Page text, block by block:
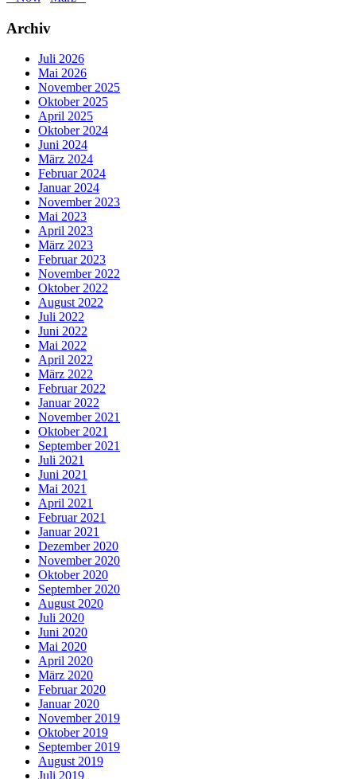
Archiv
Juli 2026
Mai 2026
November 2025
Oktober 2025
April 2025
Oktober 2024
Juni 2024
März 2024
Februar 2024
Januar 2024
November 2023
Mai 2023
April 2023
März 2023
Februar 2023
November 2022
Oktober 2022
August 2022
Juli 2022
Juni 2022
Mai 2022
April 2022
März 2022
Februar 2022
Januar 2022
November 2021
Oktober 2021
September 2021
Juli 2021
Juni 2021
Mai 2021
April 2021
Februar 2021
Januar 2021
Dezember 2020
November 2020
Oktober 2020
September 2020
August 2020
Juli 2020
Juni 2020
Mai 2020
April 2020
März 2020
Februar 2020
Januar 2020
November 2019
Oktober 2019
September 2019
August 2019
Juli 2019